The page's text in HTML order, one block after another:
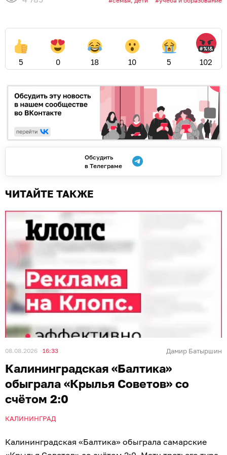
5 0 18 10 5 102
Обсудить
в Телеграме
ЧИТАЙТЕ ТАКЖЕ
08.08.2026 16:33 Дамир Батыршин
Калининградская «Балтика»
обыграла «Крылья Советов» со
счётом 2:0
КАЛИНИНГРАД
Калининградская «Балтика» обыграла самарские